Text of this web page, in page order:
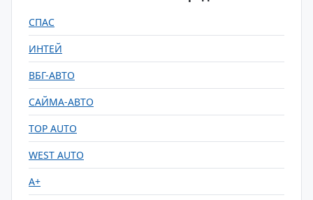
СПАС
ИНТЕЙ
ВБГ-АВТО
САЙМА-АВТО
TOP AUTO
WEST AUTO
А+